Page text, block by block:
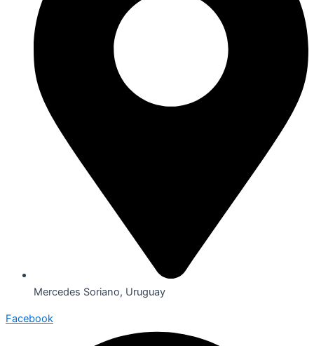
Mercedes Soriano, Uruguay
Facebook